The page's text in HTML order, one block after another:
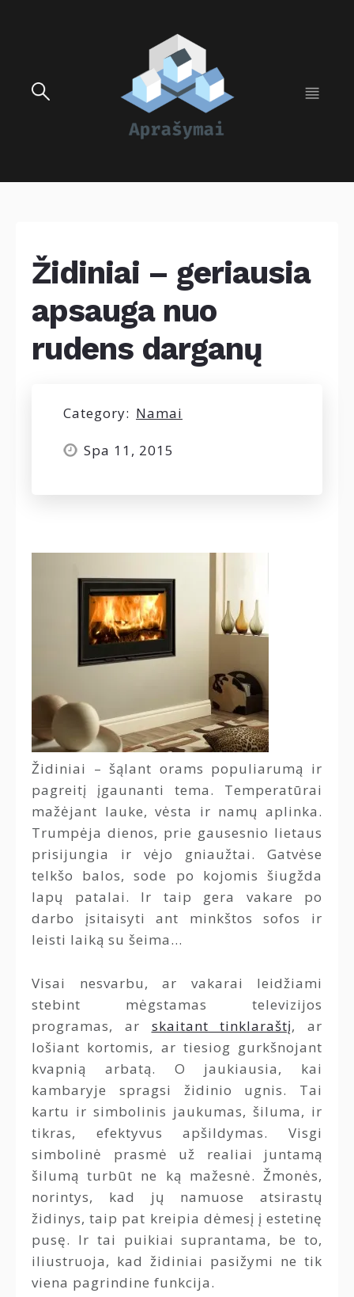
Židiniai – geriausia
apsauga nuo
rudens darganų
Category: Namai
Spa 11, 2015
Židiniai – šąlant orams populiarumą ir
pagreitį įgaunanti tema. Temperatūrai
mažėjant lauke, vėsta ir namų aplinka.
Trumpėja dienos, prie gausesnio lietaus
prisijungia ir vėjo gniaužtai. Gatvėse
telkšo balos, sode po kojomis šiugžda
lapų patalai. Ir taip gera vakare po
darbo įsitaisyti ant minkštos sofos ir
leisti laiką su šeima…
Visai nesvarbu, ar vakarai leidžiami
stebint mėgstamas televizijos
programas, ar skaitant tinklaraštį, ar
lošiant kortomis, ar tiesiog gurkšnojant
kvapnią arbatą. O jaukiausia, kai
kambaryje spragsi židinio ugnis. Tai
kartu ir simbolinis jaukumas, šiluma, ir
tikras, efektyvus apšildymas. Visgi
simbolinė prasmė už realiai juntamą
šilumą turbūt ne ką mažesnė. Žmonės,
norintys, kad jų namuose atsirastų
židinys, taip pat kreipia dėmesį į estetinę
pusę. Ir tai puikiai suprantama, be to,
iliustruoja, kad židiniai pasižymi ne tik
viena pagrindine funkcija.